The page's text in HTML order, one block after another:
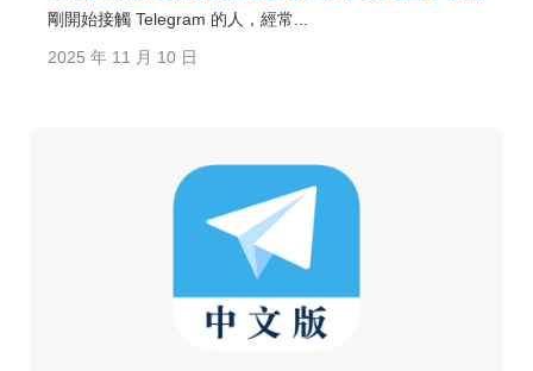
剛開始接觸 Telegram 的人，經常...
2025 年 11 月 10 日